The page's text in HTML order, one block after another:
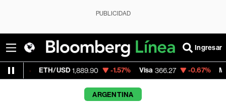
PUBLICIDAD
Ingresar
1,889.90 -1.57% Visa 366.27 -0.67% MercadoLibre
ARGENTINA